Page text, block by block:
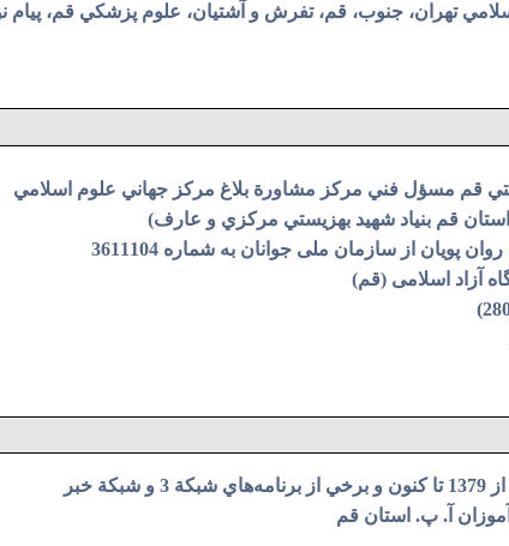
آزاد اسلامي تهران، جنوب، قم، تفرش و آشتیان، علوم پزشکي
قم مسؤل فني مركز مشاورة بلاغ مركز جهاني علوم اسلامي
قم بنياد شهید بهزيستي مركزي و عارف)
از سازمان ملی جوانان به شماره 3611104
آزاد اسلامی (قم)
آ. پ. استان قم